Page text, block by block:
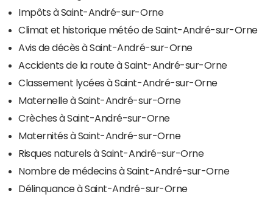
Impôts à Saint-André-sur-Orne
Climat et historique météo de Saint-André-sur-Orne
Avis de décès à Saint-André-sur-Orne
Accidents de la route à Saint-André-sur-Orne
Classement lycées à Saint-André-sur-Orne
Maternelle à Saint-André-sur-Orne
Crèches à Saint-André-sur-Orne
Maternités à Saint-André-sur-Orne
Risques naturels à Saint-André-sur-Orne
Nombre de médecins à Saint-André-sur-Orne
Délinquance à Saint-André-sur-Orne